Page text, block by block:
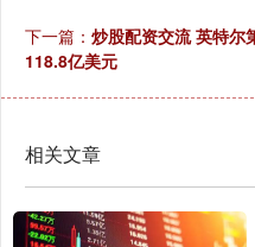
下一篇： 炒股配资交流 英特尔
118.8亿美元
相关文章